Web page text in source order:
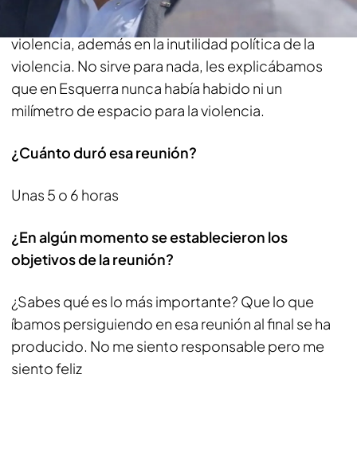
objetivo era, no sólo en el rechazo ético de la
violencia, además en la inutilidad política de la
violencia. No sirve para nada, les explicábamos
que en Esquerra nunca había habido ni un
milímetro de espacio para la violencia.
¿Cuánto duró esa reunión?
Unas 5 o 6 horas
¿En algún momento se establecieron los
objetivos de la reunión?
¿Sabes qué es lo más importante? Que lo que
íbamos persiguiendo en esa reunión al final se ha
producido. No me siento responsable pero me
siento feliz